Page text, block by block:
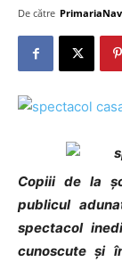
De către
Copiii de la
publicul
spectacol
cunoscute și